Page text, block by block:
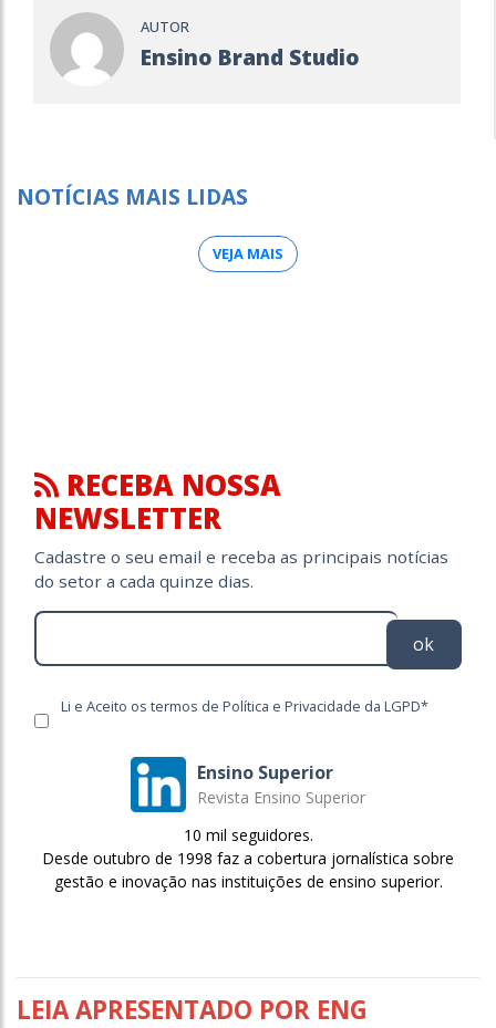
AUTOR
Ensino Brand Studio
NOTÍCIAS MAIS LIDAS
VEJA MAIS
RECEBA NOSSA
NEWSLETTER
Cadastre o seu email e receba as principais notícias
do setor a cada quinze dias.
ok
Li e Aceito os termos de Política e Privacidade da LGPD*
Ensino Superior
Revista Ensino Superior
10 mil seguidores.
Desde outubro de 1998 faz a cobertura jornalística sobre
gestão e inovação nas instituições de ensino superior.
LEIA APRESENTADO POR ENG